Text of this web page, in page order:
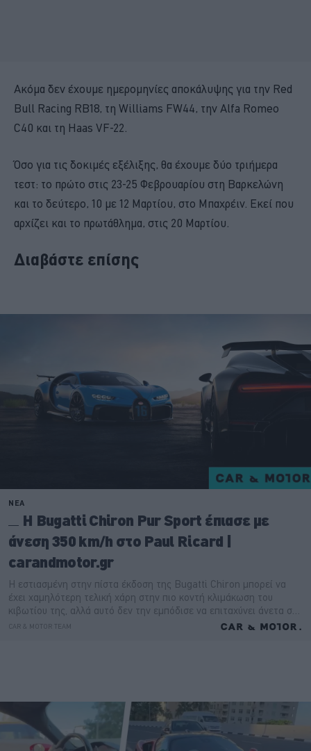
Ακόμα δεν έχουμε ημερομηνίες αποκάλυψης για την Red
Bull Racing RB18, τη Williams FW44, την Alfa Romeo
C40 και τη Haas VF-22.
Όσο για τις δοκιμές εξέλιξης, θα έχουμε δύο τριήμερα
τεστ: το πρώτο στις 23-25 Φεβρουαρίου στη Βαρκελώνη
και το δεύτερο, 10 με 12 Μαρτίου, στο Μπαχρέιν. Εκεί που
αρχίζει και το πρωτάθλημα, στις 20 Μαρτίου.
Διαβάστε επίσης